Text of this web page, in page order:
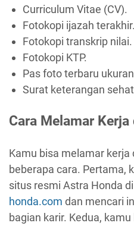
Curriculum Vitae (CV).
Fotokopi ijazah terakhir.
Fotokopi transkrip nilai.
Fotokopi KTP.
Pas foto terbaru
Surat keterangan
Cara Melamar
Kamu bisa melamar
beberapa cara. Pertama,
situs resmi Astra Honda di
honda.com dan mencari
bagian karir. Kedua,